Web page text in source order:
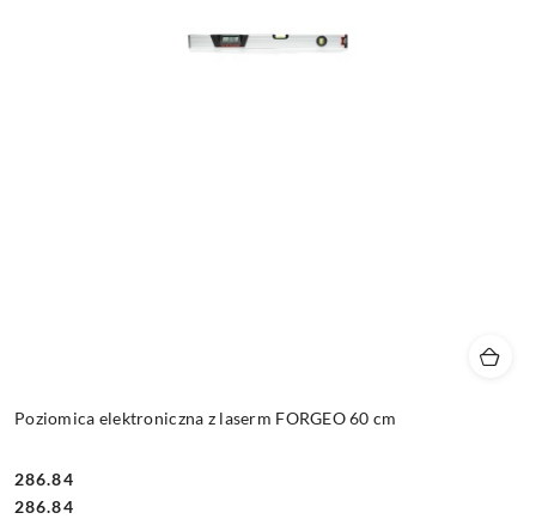
Poziomica elektroniczna z laserm FORGEO 60 cm
Cena:
286.84
Cena:
286.84